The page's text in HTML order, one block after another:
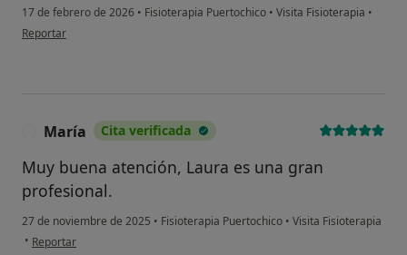
17 de febrero de 2026 • Fisioterapia Puertochico • Visita Fisioterapia •
en opinión del usuario Laura
Reportar
María Cita verificada
Muy buena atención, Laura es una gran
profesional.
27 de noviembre de 2025 • Fisioterapia Puertochico • Visita Fisioterapia
• en opinión del usuario María
Reportar
o chatbot de IA para hablar
sobre un tema emocional o